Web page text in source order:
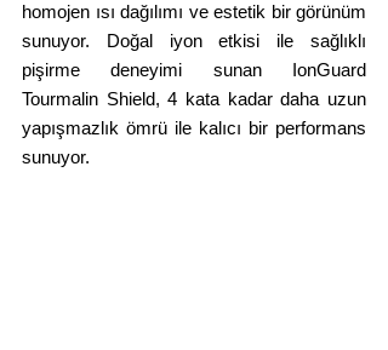
homojen ısı dağılımı ve estetik bir görünüm
sunuyor. Doğal iyon etkisi ile sağlıklı
pişirme deneyimi sunan IonGuard
Tourmalin Shield, 4 kata kadar daha uzun
yapışmazlık ömrü ile kalıcı bir performans
sunuyor.